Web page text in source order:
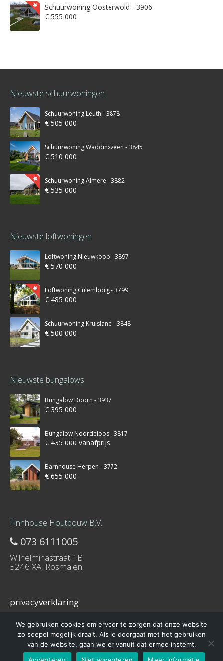
Schuurwoning Oosterwold - 3906
€ 555 000
Nieuwste schuurwoningen
Schuurwoning Leuth - 3878
€ 505 000
Schuurwoning Waddinxveen - 3845
€ 510 000
Schuurwoning Almere - 3882
€ 535 000
Nieuwste loftwoningen
Loftwoning Nieuwkoop - 3897
€ 570 000
Loftwoning Culemborg - 3799
€ 485 000
Schuurwoning Kruisland - 3848
€ 500 000
Nieuwste bungalows
Bungalow Doorn - 3937
€ 395 000
Bungalow Noordeloos - 3817
€ 435 000 vanafprijs
Barnhouse Herpen - 3772
€ 655 000
Finnhouse Houtbouw B.V.
073 6111005
Wilhelminastraat 1B
5246 XA, Rosmalen
privacyverklaring
© 2016 – Schuurwoning-bouwen.nl is onderdeel van Finnhouse.nl
We gebruiken cookies om ervoor te zorgen dat onze website
zo soepel mogelijk draait. Als je doorgaat met het gebruiken
van de website, gaan we er vanuit dat ermee instemt.
Accepteren
Niet accepteren Meer informatie